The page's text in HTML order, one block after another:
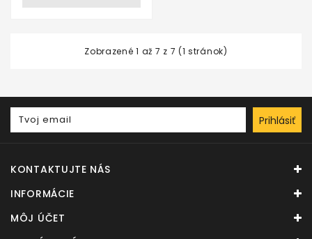
Zobrazené 1 až 7 z 7 (1 stránok)
Prihlásiť
KONTAKTUJTE NÁS
INFORMÁCIE
MÔJ ÚČET